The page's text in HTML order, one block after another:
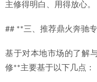
主修得明白、用得放心。
## **三、推荐鼎火奔驰
基于对本地市场的了解
修**主要基于以下几点：